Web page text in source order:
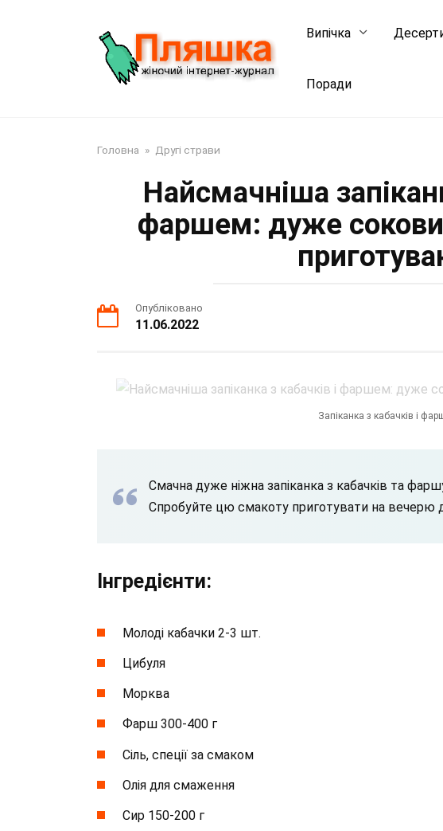
Випічка
Поради
Головна » Другі страви
Найсмачніша
фаршем: дуже
Опубліковано
11.06.2022
Запіканка з кабачків і
Смачна дуже ніжна запіканка з кабачків та
Спробуйте цю смакоту приготувати на вечерю
Інгредієнти:
Молоді кабачки 2-3 шт.
Цибуля
Морква
Фарш 300-400 г
Сіль, спеції за смаком
Олія для смаження
Сир 150-200 г